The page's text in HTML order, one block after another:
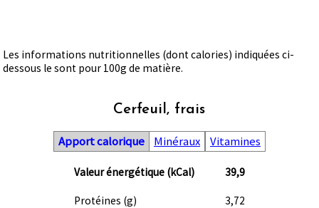
Les informations nutritionnelles (dont calories) indiquées ci-
dessous le sont pour 100g de matière.
Cerfeuil, frais
Apport calorique Minéraux Vitamines
Valeur énergétique (kCal) 39,9
Protéines (g)
3,72